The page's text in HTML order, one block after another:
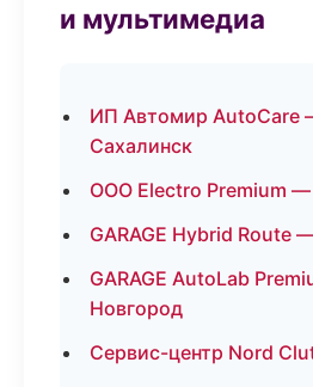
и мультимедиа
ИП Автомир
Сахалинск
ООО Electro Premium —
GARAGE Hybrid Route
GARAGE AutoLab
Новгород
Сервис-центр Nord